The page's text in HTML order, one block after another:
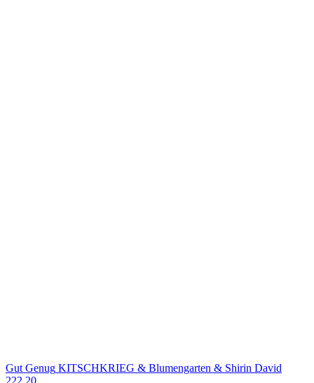
Gut Genug KITSCHKRIEG & Blumengarten & Shirin David
222 20